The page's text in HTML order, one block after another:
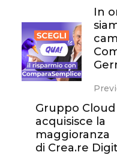
In
Gruppo Cloud
acquisisce la
maggioranza
di Crea.re